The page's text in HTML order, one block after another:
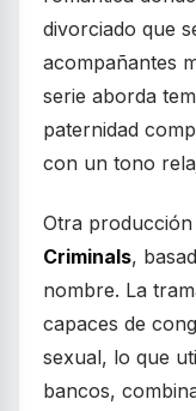
divorciado que
acompañantes
serie aborda
paternidad
con un tono
Otra
Criminals,
nombre. La
capaces de
sexual, lo que
bancos,